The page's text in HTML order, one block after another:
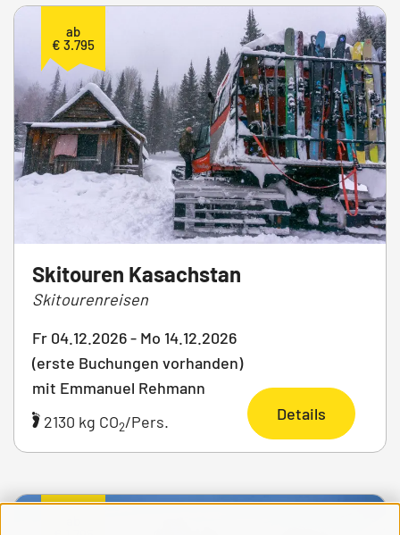
ab
€ 3.795
Skitouren Kasachstan
Skitourenreisen
Fr 04.12.2026 - Mo 14.12.2026
(erste Buchungen vorhanden)
mit Emmanuel Rehmann
2130 kg CO2/Pers. Details